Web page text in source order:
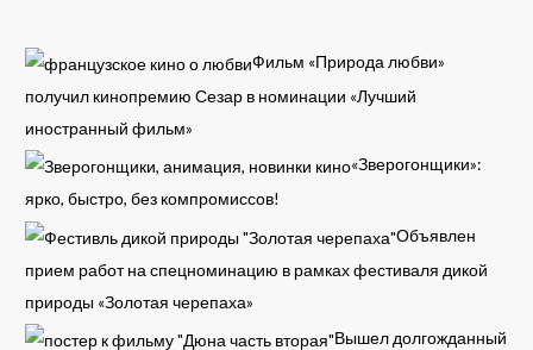
Фильм «Природа любви»
получил кинопремию Сезар в номинации «Лучший
иностранный фильм»
«Зверогонщики»:
ярко, быстро, без компромиссов!
Объявлен
прием работ на спецноминацию в рамках фестиваля дикой
природы «Золотая черепаха»
Вышел долгожданный